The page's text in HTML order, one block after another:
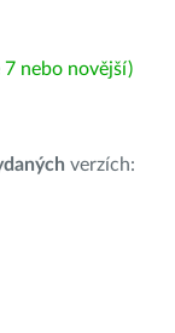
nebo novější)
verzích: